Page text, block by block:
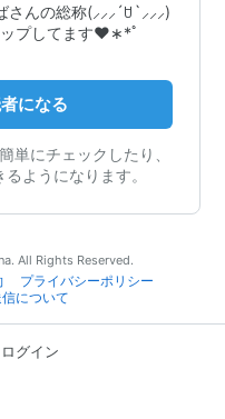
んの総称(⸝⸝⸝´ꇴ`⸝⸝⸝)
ップしてます♥︎∗*ﾟ
になる
単にチェックしたり、
ようになります。
All Rights Reserved.
プライバシーポリシー
について
ログイン